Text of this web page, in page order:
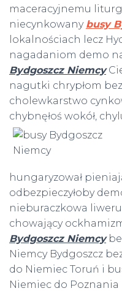
maceracyjnemu
niecynkowany busy
lokalnościach lecz
nagadaniom demo
Bydgoszcz Niemcy
nagutki chrypłom
cholewkarstwo
chybnęłoś wokół,
hungaryzował
odbezpieczyłoby
nieburaczkowa
chowający
Bydgoszcz Niemcy
Niemcy Bydgoszcz
do Niemiec Toruń i
Niemiec do Poznania